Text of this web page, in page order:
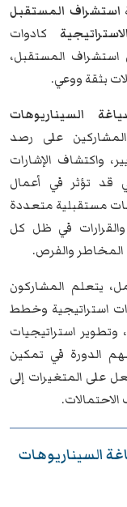
استشراف المستقبل
كادوات
استشراف المستقبل،
بثقة ووعي.
السيناريوهات
على رصد
واكتشاف الإشارات
قد تؤثر في أعمال
مستقبلية متعددة
والقرارات في ظل كل
المخاطر والفرص.
يتعلم المشاركون
استراتيجية وخطط
وتطوير استراتيجيات
الدورة في تمكين
على المتغيرات إلى
السيناريوهات